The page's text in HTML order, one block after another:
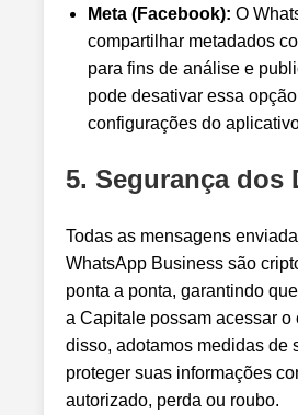
Meta (Facebook): O
compartilhar metadados
para fins de análise e
pode desativar essa
configurações do
5. Segurança dos
Todas as mensagens
WhatsApp Business são
ponta a ponta, garantindo
a Capitale possam acessar o
disso, adotamos medidas de
proteger suas informações
autorizado, perda ou roubo.